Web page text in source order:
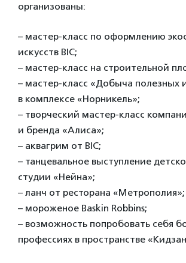
организованы:
– мастер-класс по оформлению
искусств BIC;
– мастер-класс на строительной
– мастер-класс «Добыча полезных
в комплексе «Норникель»;
– творческий мастер-класс
и бренда «Алиса»;
– аквагрим от BIC;
– танцевальное выступление
студии «Нейна»;
– ланч от ресторана «Метрополия»;
– мороженое Baskin Robbins;
– возможность попробовать себя
профессиях в пространстве